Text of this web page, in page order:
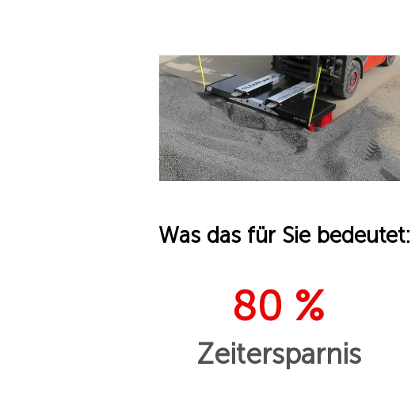
Was das für Sie bedeutet:
80 %
Zeitersparnis